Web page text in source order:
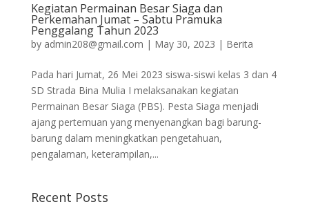
Kegiatan Permainan Besar Siaga dan
Perkemahan Jumat – Sabtu Pramuka
Penggalang Tahun 2023
by admin208@gmail.com | May 30, 2023 | Berita
Pada hari Jumat, 26 Mei 2023 siswa-siswi kelas 3 dan 4
SD Strada Bina Mulia I melaksanakan kegiatan
Permainan Besar Siaga (PBS). Pesta Siaga menjadi
ajang pertemuan yang menyenangkan bagi barung-
barung dalam meningkatkan pengetahuan,
pengalaman, keterampilan,...
Recent Posts